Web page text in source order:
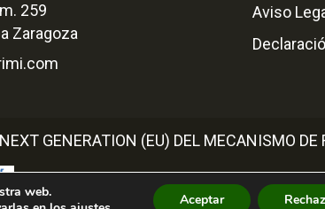
259
Zaragoza
Aviso
GENERATION (EU) DEL MECANISMO
web.
Aceptar